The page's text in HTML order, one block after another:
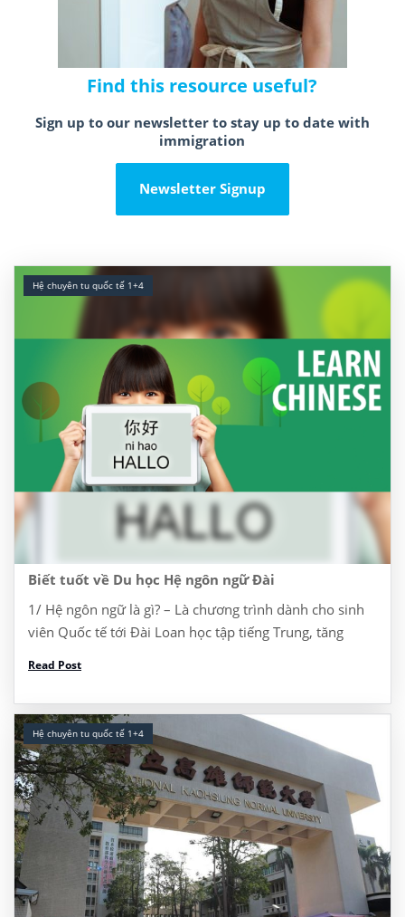
Find this resource useful?
Sign up to our newsletter to stay up to date with
immigration
Newsletter Signup
Hệ chuyên tu quốc tế 1+4
Biết tuốt về Du học Hệ ngôn ngữ Đài
1/ Hệ ngôn ngữ là gì? – Là chương trình dành cho sinh
viên Quốc tế tới Đài Loan học tập tiếng Trung, tăng
Read Post
Hệ chuyên tu quốc tế 1+4